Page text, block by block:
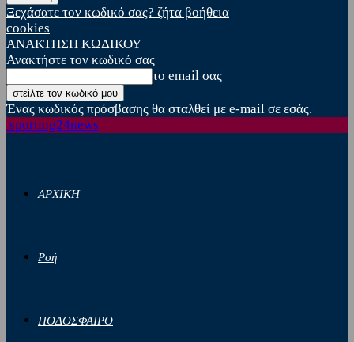
Ξεχάσατε τον κωδικό σας? ζήτα βοήθεια
cookies
ΑΝΑΚΤΗΣΗ ΚΩΔΙΚΟΥ
Ανακτήστε τον κωδικό σας
το email σας
Ένας κωδικός πρόσβασης θα σταλθεί με e-mail σε εσάς.
sporting24news
ΑΡΧΙΚΗ
Ροή
ΠΟΔΟΣΦΑΙΡΟ